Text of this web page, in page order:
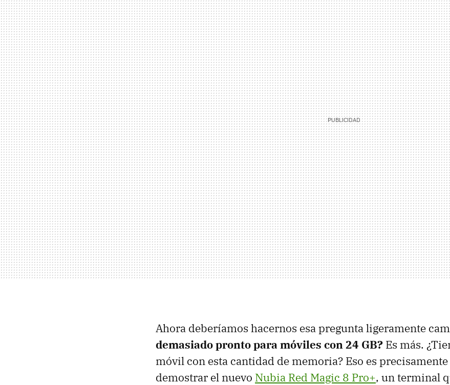
Ahora deberíamos hacernos esa pregunta ligeramente
demasiado pronto para móviles con 24 GB? Es más.
móvil con esta cantidad de memoria? Eso es
demostrar el nuevo Nubia Red Magic 8 Pro+, un terminal